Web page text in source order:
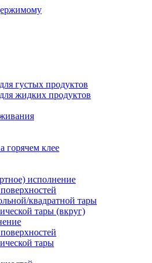
густых продуктов
жидких продуктов
горячем клее
исполнение
квадратной тары
тары (вкруг)
тары